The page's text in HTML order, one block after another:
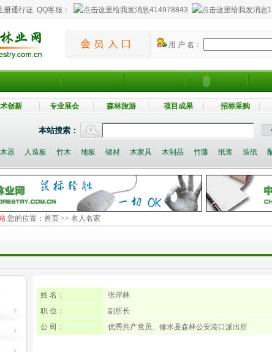
册通行证 QQ客服： 414978843
用 户 名：
创新 专业展会 森林旅游 项目成果 招标采购
本站搜索：
木器 人造板 竹木 地板 锯材 木家具 木制品 竹藤 纸浆 造纸
您的位置： 首页 >> 名人名家
姓 名：
张岸林
职 位：
副所长
公 司：
优秀共产党员、修水县森林公安港口派出所